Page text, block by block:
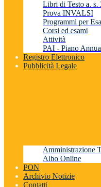
Libri di Testo a. s.
Prova INVALSI
Programmi per
Corsi ed esami
Attività
PAI - Piano
Registro Elettronico
Pubblicità Legale
Amministrazione
Albo Online
PON
Archivio Notizie
Contatti